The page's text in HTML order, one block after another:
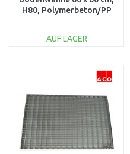
H80, Polymerbeton/PP
AUF LAGER